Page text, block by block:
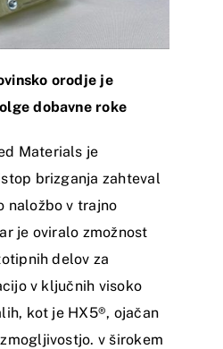
orodje je
dobavne roke
Materials je
brizganja zahteval
naložbo v trajno
je oviralo zmožnost
delov za
v ključnih visoko
kot je HX5®, ojačan
v širokem